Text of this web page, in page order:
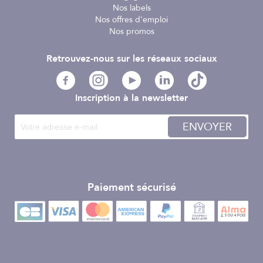
Nos labels
Nos offres d'emploi
Nos promos
Inscription à la newsletter
ENVOYER
Paiement sécurisé
Retrouvez-nous sur les réseaux sociaux